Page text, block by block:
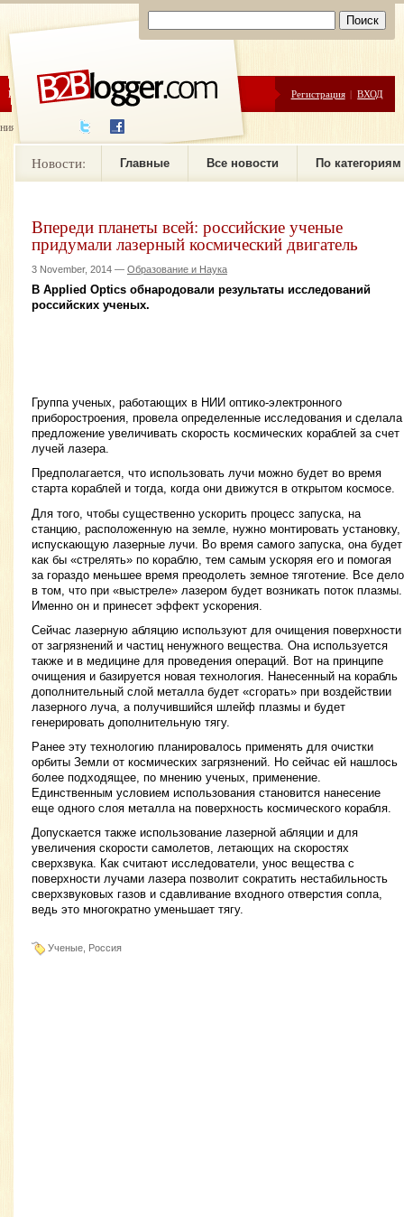
ЦЕНЫ ПОМОЩЬ Регистрация | ВХОД
новостей
Новости: Главные Все новости По категориям
Впереди планеты всей: российские ученые
придумали лазерный космический двигатель
3 November, 2014 — Образование и Наука
В Applied Optics обнародовали результаты исследований
российских ученых.
Группа ученых, работающих в НИИ оптико-электронного
приборостроения, провела определенные исследования и сделала
предложение увеличивать скорость космических кораблей за счет
лучей лазера.
Предполагается, что использовать лучи можно будет во время
старта кораблей и тогда, когда они движутся в открытом космосе.
Для того, чтобы существенно ускорить процесс запуска, на
станцию, расположенную на земле, нужно монтировать установку,
испускающую лазерные лучи. Во время самого запуска, она будет
как бы «стрелять» по кораблю, тем самым ускоряя его и помогая
за гораздо меньшее время преодолеть земное тяготение. Все дело
в том, что при «выстреле» лазером будет возникать поток плазмы.
Именно он и принесет эффект ускорения.
Сейчас лазерную абляцию используют для очищения поверхности
от загрязнений и частиц ненужного вещества. Она используется
также и в медицине для проведения операций. Вот на принципе
очищения и базируется новая технология. Нанесенный на корабль
дополнительный слой металла будет «сгорать» при воздействии
лазерного луча, а получившийся шлейф плазмы и будет
генерировать дополнительную тягу.
Ранее эту технологию планировалось применять для очистки
орбиты Земли от космических загрязнений. Но сейчас ей нашлось
более подходящее, по мнению ученых, применение.
Единственным условием использования становится нанесение
еще одного слоя металла на поверхность космического корабля.
Допускается также использование лазерной абляции и для
увеличения скорости самолетов, летающих на скоростях
сверхзвука. Как считают исследователи, унос вещества с
поверхности лучами лазера позволит сократить нестабильность
сверхзвуковых газов и сдавливание входного отверстия сопла,
ведь это многократно уменьшает тягу.
Ученые, Россия